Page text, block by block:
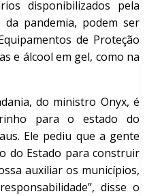
disponibilizados pela
pandemia, podem ser
de Proteção
e álcool em gel, como na
do ministro Onyx, é
para o estado do
Ele pediu que a gente
do Estado para construir
auxiliar os municípios,
disse o